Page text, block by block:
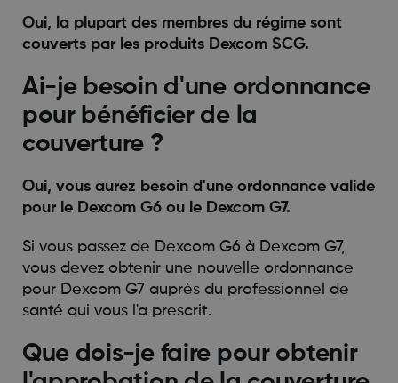
Oui, la plupart des membres du régime sont
couverts par les produits Dexcom SCG.
Ai-je besoin d'une ordonnance
pour bénéficier de la
couverture ?
Oui, vous aurez besoin d'une ordonnance valide
pour le Dexcom G6 ou le Dexcom G7.
Si vous passez de Dexcom G6 à Dexcom G7,
vous devez obtenir une nouvelle ordonnance
pour Dexcom G7 auprès du professionnel de
santé qui vous l'a prescrit.
Que dois-je faire pour obtenir